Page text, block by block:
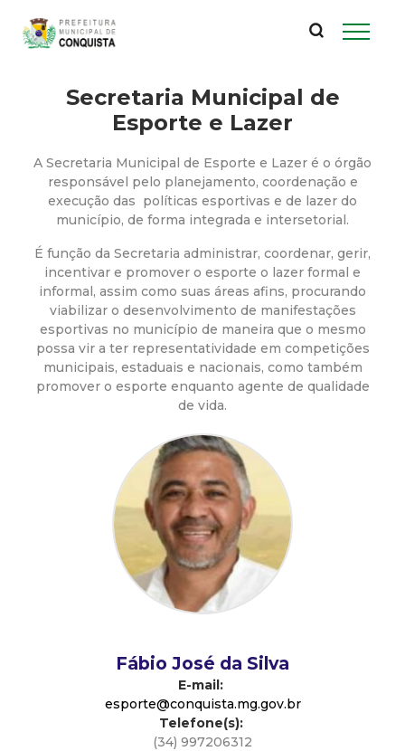
conteúdo
principal
P
f
e
i
t
u
r
Secretaria Municipal de
Esporte e Lazer
A Secretaria Municipal de Esporte e Lazer é o órgão
responsável pelo planejamento, coordenação e
execução das políticas esportivas e de lazer do
município, de forma integrada e intersetorial.
É função da Secretaria administrar, coordenar, gerir,
incentivar e promover o esporte o lazer formal e
informal, assim como suas áreas afins, procurando
viabilizar o desenvolvimento de manifestações
esportivas no município de maneira que o mesmo
possa vir a ter representatividade em competições
municipais, estaduais e nacionais, como também
promover o esporte enquanto agente de qualidade
de vida.
Fábio José da Silva
E-mail:
esporte@conquista.mg.gov.br
Telefone(s):
(34) 997206312